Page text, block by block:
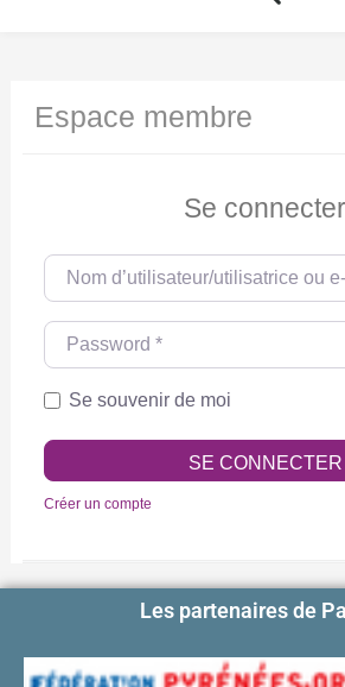
Espace membre
Se connecter
Nom d’utilisateur/utilisatrice ou e-
Password
Se souvenir de moi
SE CONNECTER
Créer un compte
Les partenaires de